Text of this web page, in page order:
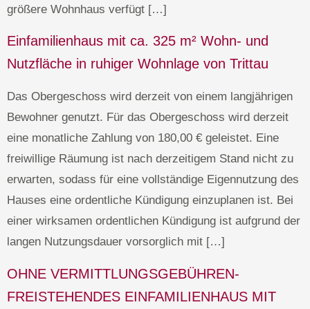
größere Wohnhaus verfügt […]
Einfamilienhaus mit ca. 325 m² Wohn- und
Nutzfläche in ruhiger Wohnlage von Trittau
Das Obergeschoss wird derzeit von einem langjährigen
Bewohner genutzt. Für das Obergeschoss wird derzeit
eine monatliche Zahlung von 180,00 € geleistet. Eine
freiwillige Räumung ist nach derzeitigem Stand nicht zu
erwarten, sodass für eine vollständige Eigennutzung des
Hauses eine ordentliche Kündigung einzuplanen ist. Bei
einer wirksamen ordentlichen Kündigung ist aufgrund der
langen Nutzungsdauer vorsorglich mit […]
OHNE VERMITTLUNGSGEBÜHREN-
FREISTEHENDES EINFAMILIENHAUS MIT